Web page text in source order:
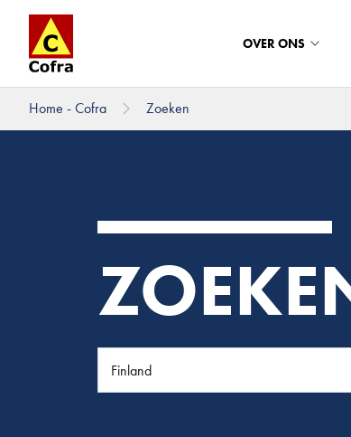
OVER ONS
Home - Cofra Zoeken